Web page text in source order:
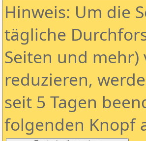
Hinweis: Um die
tägliche
Seiten und mehr)
reduzieren,
seit 5 Tagen
folgenden Knopf